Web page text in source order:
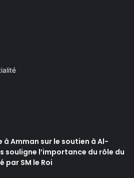
à Amman sur le soutien à Al-
souligne l’importance du rôle du
par SM le Roi